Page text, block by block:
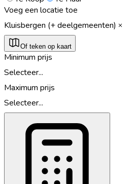
Voeg een locatie toe
Kluisbergen (+ deelgemeenten)
Of teken op kaart
Minimum prijs
Selecteer...
Maximum prijs
Selecteer...